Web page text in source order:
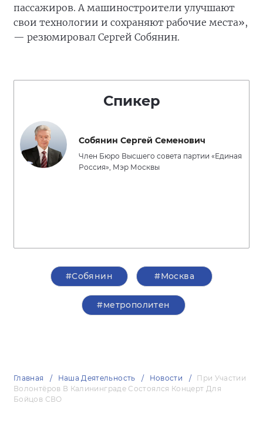
пассажиров. А машиностроители улучшают
свои технологии и сохраняют рабочие места»,
— резюмировал Сергей Собянин.
Спикер
Собянин Сергей Семенович
Член Бюро Высшего совета партии «Единая
Россия», Мэр Москвы
#Собянин #Москва
#метрополитен
Главная Наша Деятельность Новости
При Участии
Волонтёров В Калининграде Состоялся Концерт Для
Бойцов СВО